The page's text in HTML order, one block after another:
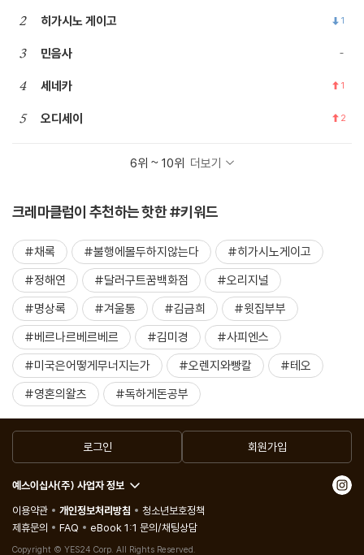
2 히가시노 게이고 1
3 민음사
4 세네카 1
5 오디세이 2
6위 ~ 10위 더보기
크레마클럽이 추천하는 핫한 #키워드
#채록 #불행에몰두하지않는다
#히가시노게이고
#정해연
#달러구트꿈백화점
#오리지널
#명상록
#겨울통 #김금희
#윗집부부
#베르나르베르베르
#김미경
#사피엔스
#미국은어떻게무너지는가
#오렌지와빵칼
#테오
#영혼의왈츠
#독하게돈공부
로그인 회원가입
예스이십사(주) 사업자 정보
이용약관
개인정보처리방침
청소년보호정책
제휴문의
FAQ eBook 1:1 문의/채팅상담
Copyright © YES24 Corp. All Rights Reserved.